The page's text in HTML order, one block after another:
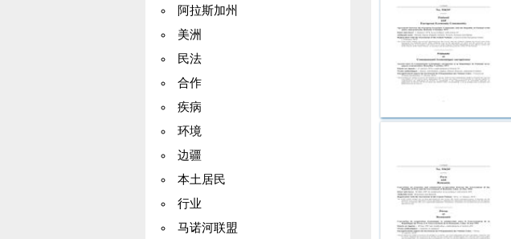
阿拉斯加州
美洲
民法
合作
疾病
环境
边疆
本土居民
行业
马诺河联盟